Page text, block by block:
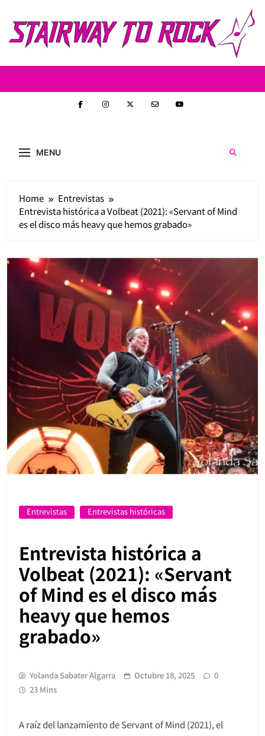
content
ofrecer contenido original, profundo y sin
MENU
Home
Entrevistas
Entrevista histórica a Volbeat (2021): «Servant of Mind
es el disco más heavy que hemos grabado»
Entrevistas Entrevistas históricas
Entrevista histórica a
Volbeat (2021): «Servant
of Mind es el disco más
heavy que hemos
grabado»
Yolanda Sabater Algarra Octubre 18, 2025
0
23 Mins
A raíz del lanzamiento de Servant of Mind (2021), el